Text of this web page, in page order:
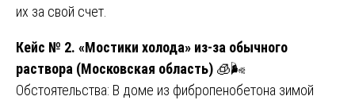
их за свой счет.
Кейс № 2. «Мостики холода» из-за обычного
раствора (Московская область) 🧊🌬️
Обстоятельства: В доме из фибропенобетона зимой